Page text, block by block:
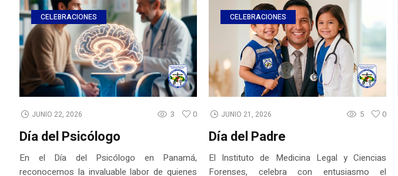
CELEBRACIONES
JUNIO 22, 2026 3 0
Día del Psicólogo
En el Día del Psicólogo en Panamá,
reconocemos la invaluable labor de quienes
CELEBRACIONES
JUNIO 21, 2026 5 0
Día del Padre
El Instituto de Medicina Legal y Ciencias
Forenses, celebra con entusiasmo el